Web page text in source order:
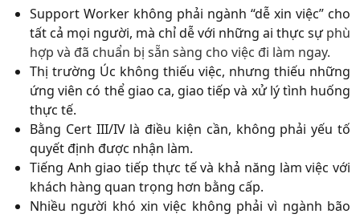
Support Worker không phải ngành “dễ xin việc” cho
tất cả mọi người, mà chỉ dễ với những ai thực sựphù
hợp và đã chuẩn bị sẵn sàng cho việc đi làm ngay.
Thị trường Úc không thiếu việc, nhưng thiếu những
ứng viên có thể giao ca, giao tiếp và xử lý tình huống
thực tế.
Bằng Cert III/IV là điều kiện cần, không phải yếu tố
quyết định được nhận làm.
Tiếng Anh giao tiếp thực tế và khả năng làm việc với
khách hàng quan trọng hơn bằng cấp.
Nhiều người khó xin việc không phải vì ngành bão